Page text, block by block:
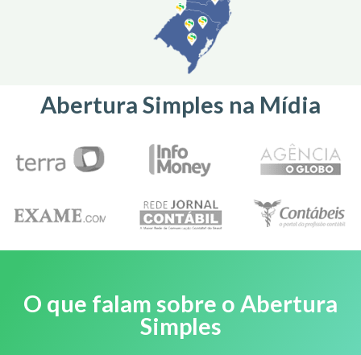
Abertura Simples na Mídia
O que falam sobre o Abertura
Simples